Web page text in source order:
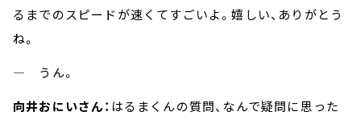
るまでのスピードが速くてすごいよ。嬉しい、ありがとう
ね。
― うん。
向井おにいさん： はるまくんの質問、なんで疑問に思った